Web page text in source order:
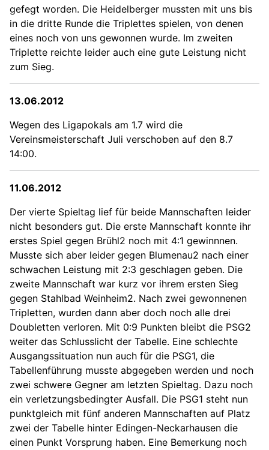
gefegt worden. Die Heidelberger mussten mit uns bis
in die dritte Runde die Triplettes spielen, von denen
eines noch von uns gewonnen wurde. Im zweiten
Triplette reichte leider auch eine gute Leistung nicht
zum Sieg.
13.06.2012
Wegen des Ligapokals am 1.7 wird die
Vereinsmeisterschaft Juli verschoben auf den 8.7
14:00.
11.06.2012
Der vierte Spieltag lief für beide Mannschaften leider
nicht besonders gut. Die erste Mannschaft konnte ihr
erstes Spiel gegen Brühl2 noch mit 4:1 gewinnnen.
Musste sich aber leider gegen Blumenau2 nach einer
schwachen Leistung mit 2:3 geschlagen geben. Die
zweite Mannschaft war kurz vor ihrem ersten Sieg
gegen Stahlbad Weinheim2. Nach zwei gewonnenen
Tripletten, wurden dann aber doch noch alle drei
Doubletten verloren. Mit 0:9 Punkten bleibt die PSG2
weiter das Schlusslicht der Tabelle. Eine schlechte
Ausgangssituation nun auch für die PSG1, die
Tabellenführung musste abgegeben werden und noch
zwei schwere Gegner am letzten Spieltag. Dazu noch
ein verletzungsbedingter Ausfall. Die PSG1 steht nun
punktgleich mit fünf anderen Mannschaften auf Platz
zwei der Tabelle hinter Edingen-Neckarhausen die
einen Punkt Vorsprung haben. Eine Bemerkung noch